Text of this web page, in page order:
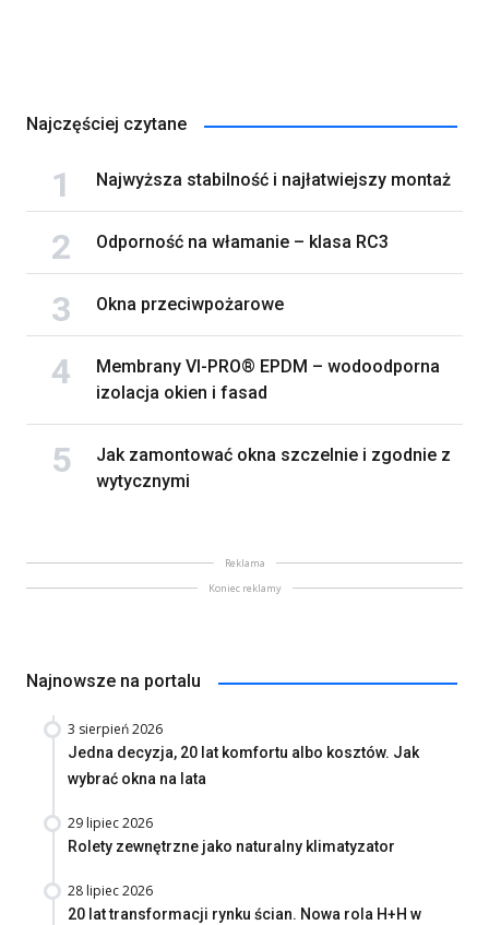
Najczęściej czytane
Najwyższa stabilność i najłatwiejszy montaż
Odporność na włamanie – klasa RC3
Okna przeciwpożarowe
Membrany VI-PRO® EPDM – wodoodporna
izolacja okien i fasad
Jak zamontować okna szczelnie i zgodnie z
wytycznymi
Reklama
Koniec reklamy
Najnowsze na portalu
3 sierpień 2026
Jedna decyzja, 20 lat komfortu albo kosztów. Jak
wybrać okna na lata
29 lipiec 2026
Rolety zewnętrzne jako naturalny klimatyzator
28 lipiec 2026
20 lat transformacji rynku ścian. Nowa rola H+H w